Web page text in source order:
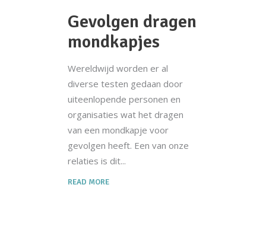
Gevolgen dragen
mondkapjes
Wereldwijd worden er al
diverse testen gedaan door
uiteenlopende personen en
organisaties wat het dragen
van een mondkapje voor
gevolgen heeft. Een van onze
relaties is dit
READ MORE